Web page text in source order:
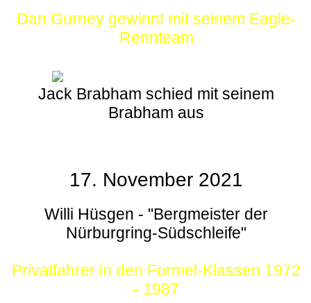
Dan Gurney gewinnt mit seinem Eagle-
Rennteam
Jack Brabham schied mit seinem
Brabham aus
17. November 2021
Willi Hüsgen - "Bergmeister der
Nürburgring-Südschleife"
Privatfahrer in den Formel-Klassen 1972
- 1987